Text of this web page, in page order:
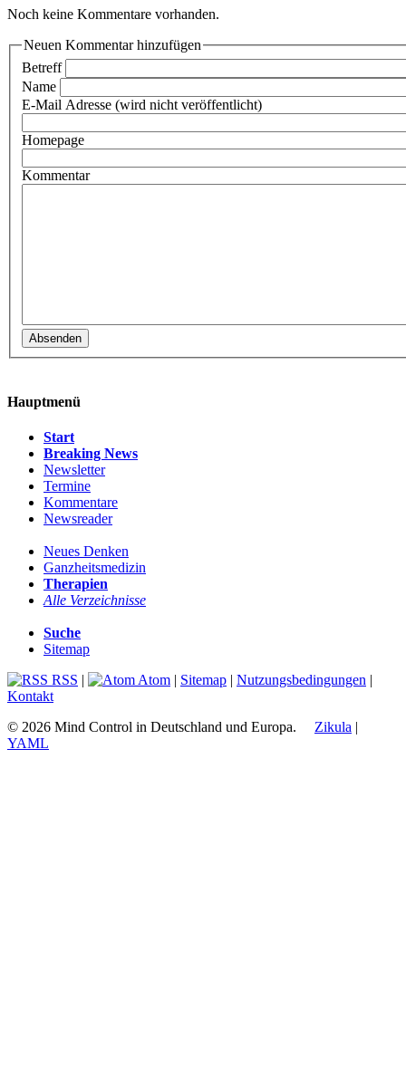
Noch keine Kommentare vorhanden.
Neuen Kommentar hinzufügen
Betreff
Name
E-Mail Adresse (wird nicht veröffentlicht)
Homepage
Kommentar
Hauptmenü
Start
Breaking News
Newsletter
Termine
Kommentare
Newsreader
Neues Denken
Ganzheitsmedizin
Therapien
Alle Verzeichnisse
Suche
Sitemap
RSS | Atom | Sitemap | Nutzungsbedingungen |
Kontakt
© 2026 Mind Control in Deutschland und Europa. Zikula |
YAML